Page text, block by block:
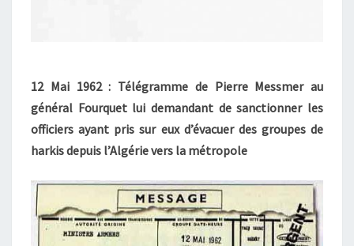
12 Mai 1962 : Télégramme de Pierre Messmer au
général Fourquet lui demandant de sanctionner les
officiers ayant pris sur eux d’évacuer des groupes de
harkis depuis l’Algérie vers la métropole